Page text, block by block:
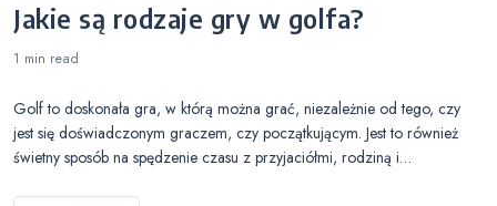
Jakie są rodzaje gry w golfa?
1 min read
Golf to doskonała gra, w którą można grać, niezależnie od tego, czy
jest się doświadczonym graczem, czy początkującym. Jest to również
świetny sposób na spędzenie czasu z przyjaciółmi, rodziną i…